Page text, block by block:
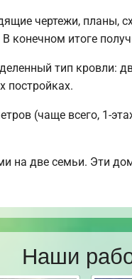
чертежи, планы,
конечном итоге
тип кровли:
постройках.
(чаще всего, 1-
на две семьи. Эти
Наши